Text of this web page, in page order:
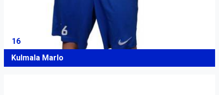
16
Kulmala Marlo